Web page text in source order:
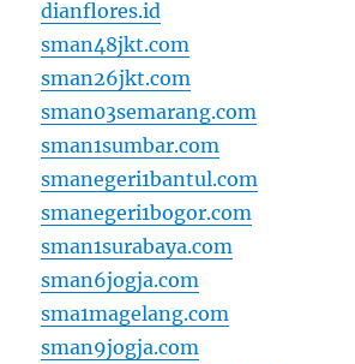
dianflores.id
sman48jkt.com
sman26jkt.com
sman03semarang.com
sman1sumbar.com
smanegeri1bantul.com
smanegeri1bogor.com
sman1surabaya.com
sman6jogja.com
sma1magelang.com
sman9jogja.com